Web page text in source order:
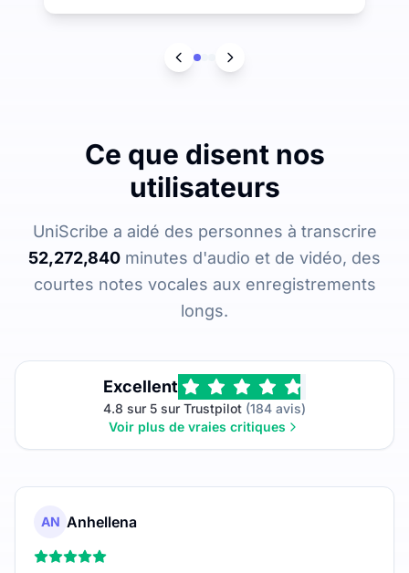
Ce que disent nos
utilisateurs
UniScribe a aidé des personnes à transcrire
52,272,840 minutes d'audio et de vidéo, des
courtes notes vocales aux enregistrements
longs.
Excellent
4.8 sur 5 sur Trustpilot (184 avis)
Voir plus de vraies critiques
AN Anhellena